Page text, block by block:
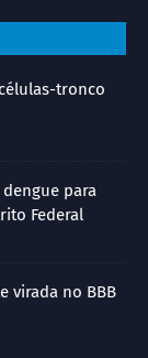
tronco
dengue para
Federal
virada no BBB